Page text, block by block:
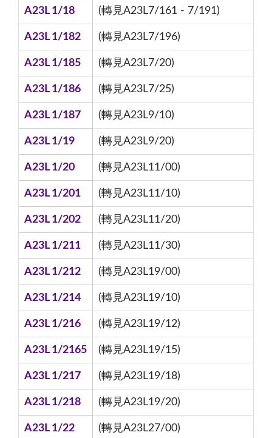
A23L 1/18 (轉見A23L7/161 - 7/191)
A23L 1/182 (轉見A23L7/196)
A23L 1/185 (轉見A23L7/20)
A23L 1/186 (轉見A23L7/25)
A23L 1/187 (轉見A23L9/10)
A23L 1/19 (轉見A23L9/20)
A23L 1/20 (轉見A23L11/00)
A23L 1/201 (轉見A23L11/10)
A23L 1/202 (轉見A23L11/20)
A23L 1/211 (轉見A23L11/30)
A23L 1/212 (轉見A23L19/00)
A23L 1/214 (轉見A23L19/10)
A23L 1/216 (轉見A23L19/12)
A23L 1/2165 (轉見A23L19/15)
A23L 1/217 (轉見A23L19/18)
A23L 1/218 (轉見A23L19/20)
A23L 1/22 (轉見A23L27/00)